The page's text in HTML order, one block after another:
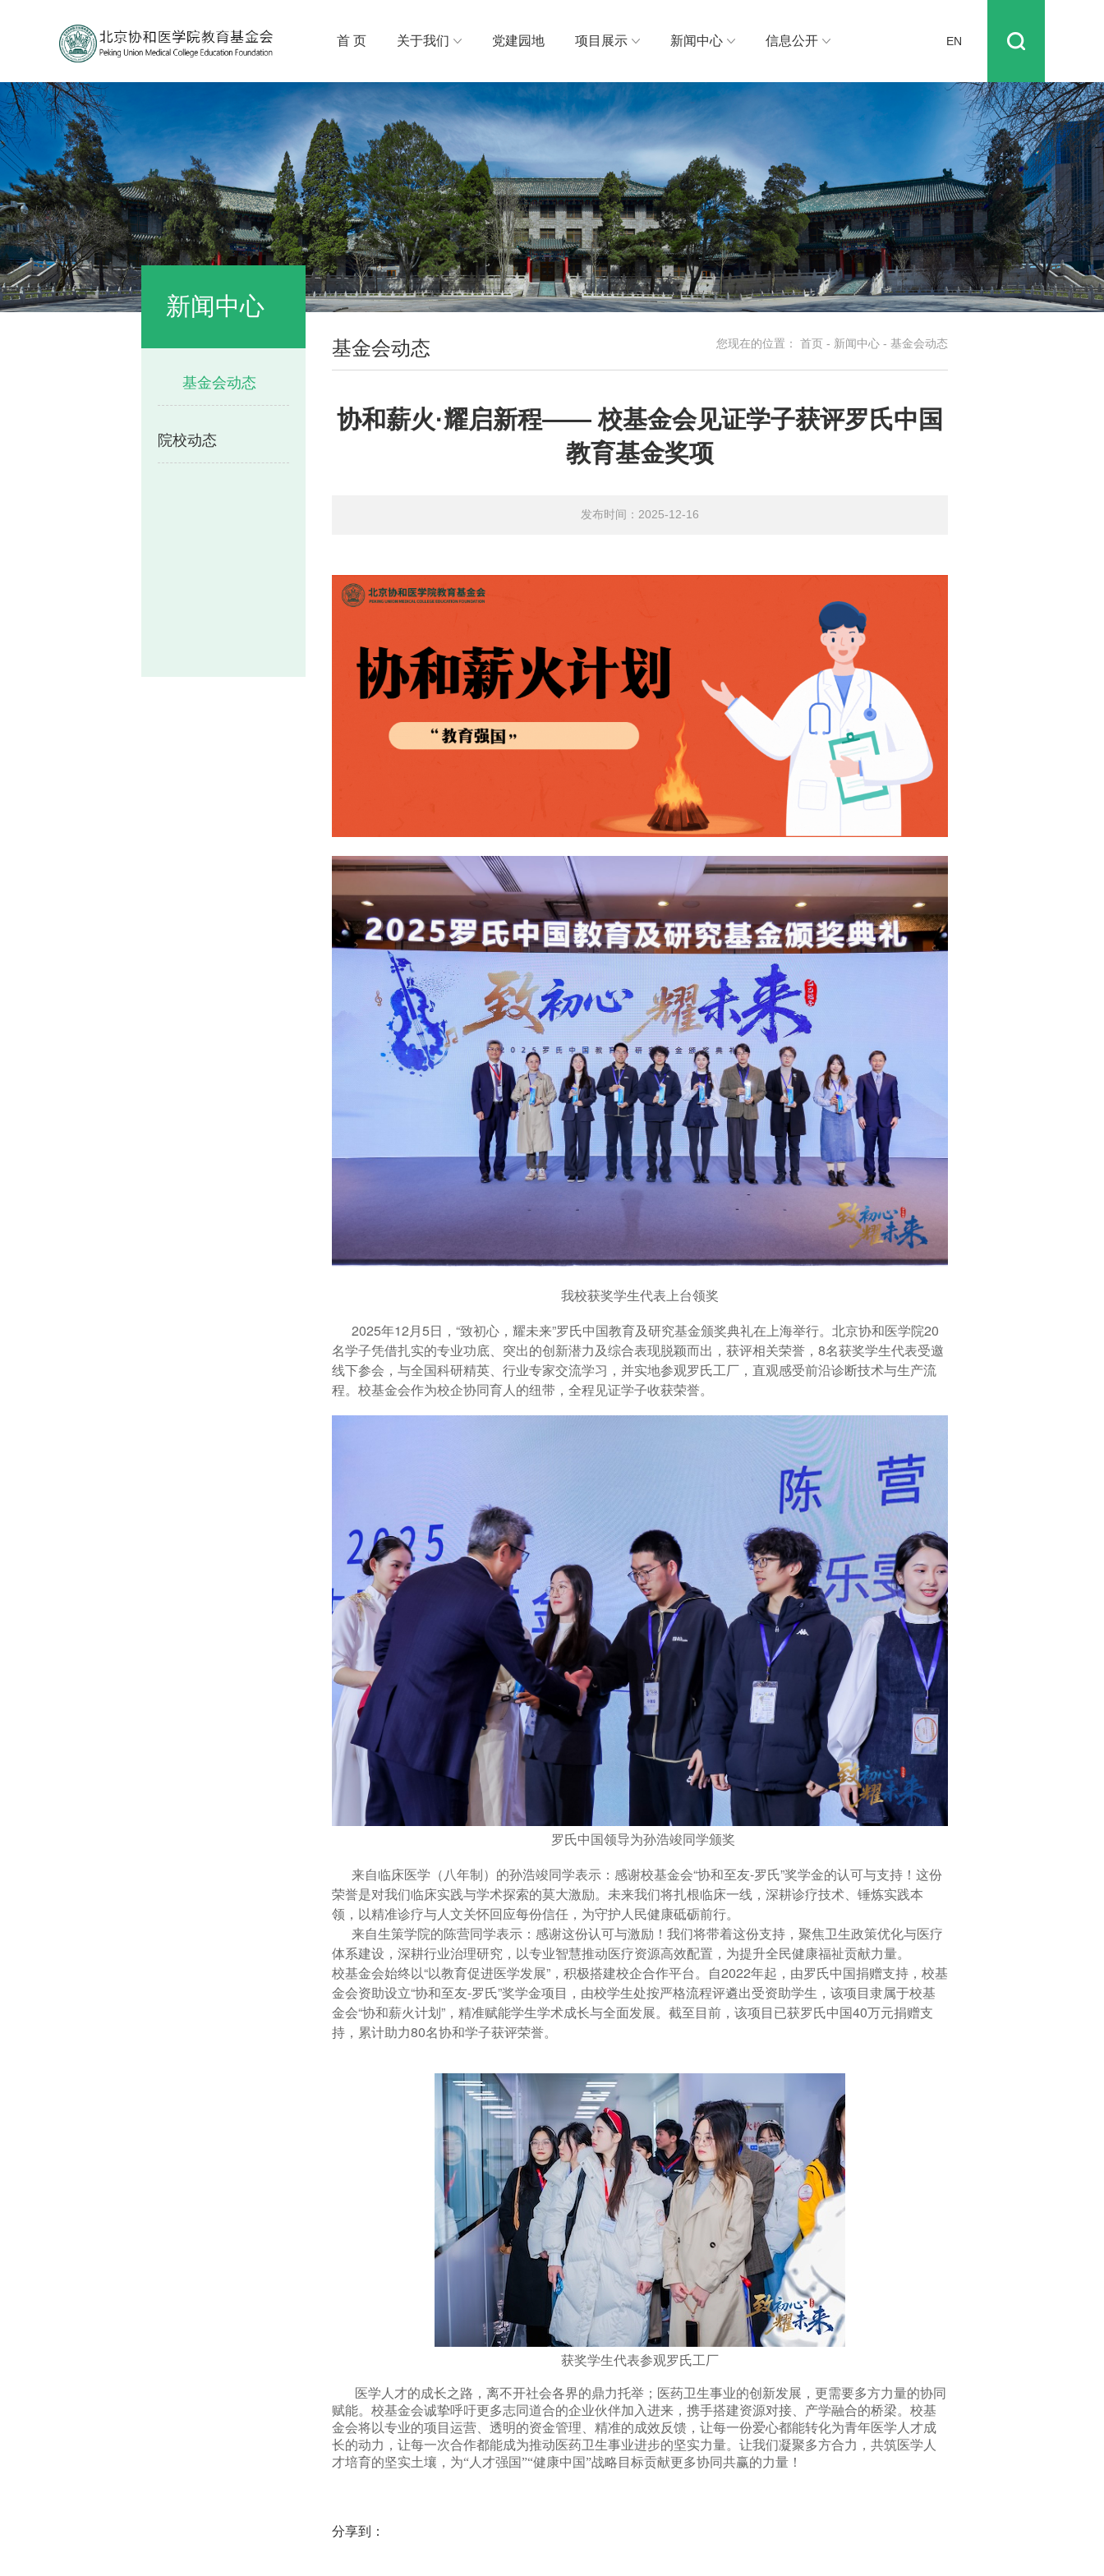
首 页 关于我们 党建园地 项目展示 新闻中心 信息公开 EN
新闻中心
基金会动态
院校动态
基金会动态 您现在的位置： 首页 - 新闻中心 - 基金会动态
协和薪火·耀启新程—— 校基金会见证学子获评罗氏中国
教育基金奖项
发布时间：2025-12-16
我校获奖学生代表上台领奖
2025年12月5日，“致初心，耀未来”罗氏中国教育及研究基金颁奖典礼在上海举行。北京协和医学院20
名学子凭借扎实的专业功底、突出的创新潜力及综合表现脱颖而出，获评相关荣誉，8名获奖学生代表受邀
线下参会，与全国科研精英、行业专家交流学习，并实地参观罗氏工厂，直观感受前沿诊断技术与生产流
程。校基金会作为校企协同育人的纽带，全程见证学子收获荣誉。
罗氏中国领导为孙浩竣同学颁奖
来自临床医学（八年制）的孙浩竣同学表示：感谢校基金会“协和至友-罗氏”奖学金的认可与支持！这份
荣誉是对我们临床实践与学术探索的莫大激励。未来我们将扎根临床一线，深耕诊疗技术、锤炼实践本
领，以精准诊疗与人文关怀回应每份信任，为守护人民健康砥砺前行。
来自生策学院的陈营同学表示：感谢这份认可与激励！我们将带着这份支持，聚焦卫生政策优化与医疗
体系建设，深耕行业治理研究，以专业智慧推动医疗资源高效配置，为提升全民健康福祉贡献力量。
校基金会始终以“以教育促进医学发展”，积极搭建校企合作平台。自2022年起，由罗氏中国捐赠支持，校基
金会资助设立“协和至友-罗氏”奖学金项目，由校学生处按严格流程评遴出受资助学生，该项目隶属于校基
金会“协和薪火计划”，精准赋能学生学术成长与全面发展。截至目前，该项目已获罗氏中国40万元捐赠支
持，累计助力80名协和学子获评荣誉。
获奖学生代表参观罗氏工厂
医学人才的成长之路，离不开社会各界的鼎力托举；医药卫生事业的创新发展，更需要多方力量的协同
赋能。校基金会诚挚呼吁更多志同道合的企业伙伴加入进来，携手搭建资源对接、产学融合的桥梁。校基
金会将以专业的项目运营、透明的资金管理、精准的成效反馈，让每一份爱心都能转化为青年医学人才成
长的动力，让每一次合作都能成为推动医药卫生事业进步的坚实力量。让我们凝聚多方合力，共筑医学人
才培育的坚实土壤，为“人才强国”“健康中国”战略目标贡献更多协同共赢的力量！
分享到：